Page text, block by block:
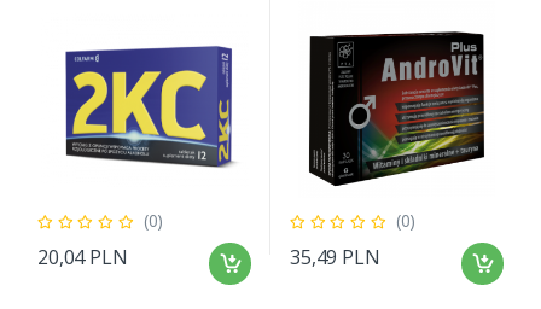
(0)
20,04 PLN
(0)
35,49 PLN